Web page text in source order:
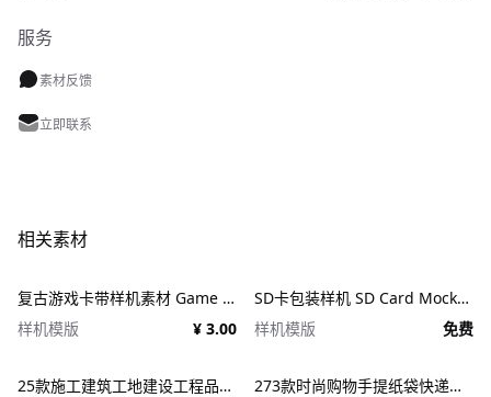
服务
素材反馈
立即联系
相关素材
复古游戏卡带样机素材 Game Cartridge Mockup Bundle Retro
样机模版
¥ 3.00
SD卡包装样机 SD Card Mockup
样机模版
免费
25款施工建筑工地建设工程品牌VI应用设计ps样机素材展示效果图 25x Construction Mockup Bundle Vol.02
273款时尚购物手提纸袋快递气泡塑料袋纸箱设计贴图PSD样机 Printhouse Mockups Bundle v.1